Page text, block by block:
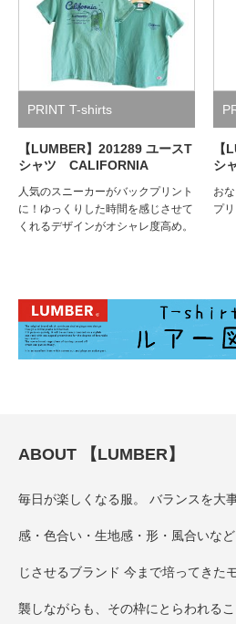
PRINT T-shirts
【LUMBER】201289 ユースT
シャツ CALIFORNIA
人気のスニーカーがバックプリント
に！ゆっくりした時間を感じさせて
くれるデザインがオシャレ度高め。
【
シ
お
プ
ABOUT 【LUMBER】
毎日が楽しくなる服。 バランスを大
感・色合い・生地感・形・風合いな
じさせるブランド 今まで培ってきた
襲しながらも、その枠にとらわれる